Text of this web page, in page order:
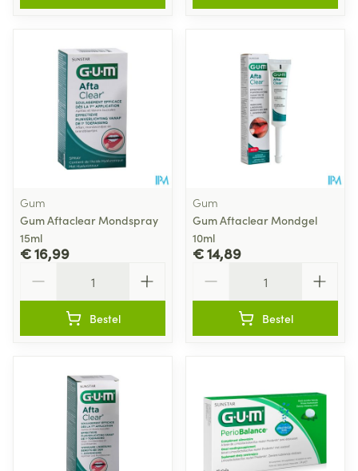
Gum
Gum Aftaclear Mondspray
15ml
€ 16,99
Bestel
Gum
Gum Aftaclear Mondgel
10ml
€ 14,89
Bestel